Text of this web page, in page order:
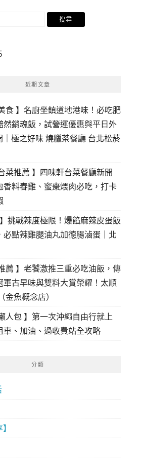
近期文章
食 】名廚坐鎮道地港味！必吃肥
然銷魂飯，試營運優惠與平日外
｜極之好味 燒臘茶餐廳 台北松菸
菜推薦 】四味軒台菜餐廳新開
香料春雞、蜜棗煨肉必吃，打卡
】挑戰辣度極限！爆餡麻辣皮蛋飯
必點辣雞腿油丸加德腸滷蛋｜北
薦 】老饕激推三重必吃油飯，傳
軍古早味與雙料大賞榮耀！太順
金魚概念店）
人包 】第一次沖繩自由行就上
車、加油、過收費站全攻略
分類